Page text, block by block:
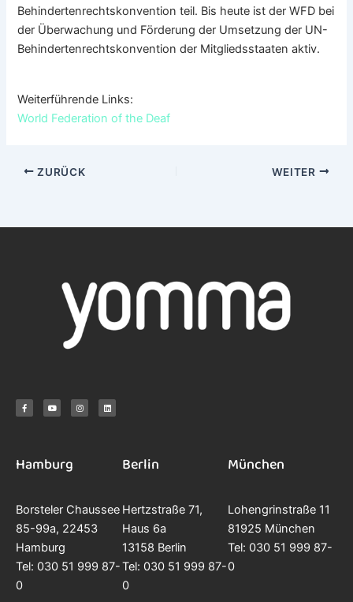
Behindertenrechtskonvention teil. Bis heute ist der WFD bei
der Überwachung und Förderung der Umsetzung der UN-
Behindertenrechtskonvention der Mitgliedsstaaten aktiv.
Weiterführende Links:
World Federation of the Deaf
ZURÜCK WEITER
c
e
b
u
t
u
s
t
a
n
k
e
Hamburg
Borsteler Chaussee
85-99a, 22453
Hamburg
Tel: 030 51 999 87-
0
Berlin
Hertzstraße 71,
Haus 6a
13158 Berlin
Tel: 030 51 999 87-
0
München
Lohengrinstraße 11
81925 München
Tel: 030 51 999 87-
0